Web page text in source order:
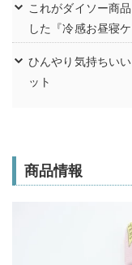
これがダイソー商
した『冷感お昼寝ケ
ひんやり気持ちい
ット
商品情報